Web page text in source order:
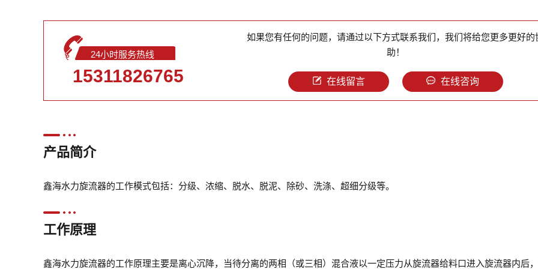
24小时服务热线
15311826765
如果您有任何的问题，请通过以下方式联系我们，我们将给您更多更好的
助！
在线留言 在线咨询
产品简介
鑫海水力旋流器的工作模式包括：分级、浓缩、脱水、脱泥、除砂、洗涤、超细分级等。
工作原理
鑫海水力旋流器的工作原理主要是离心沉降，当待分离的两相（或三相）混合液以一定压力从旋流器给料口进入旋流器内后